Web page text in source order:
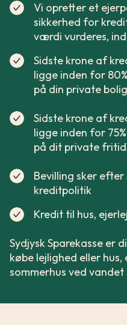
Vi opretter et
sikkerhed for
værdi vurderes,
Sidste krone af
ligge inden for
på din private bolig
Sidste krone af
ligge inden for
på dit private
Bevilling sker
kreditpolitik
Kredit til hus,
Sydjysk Sparekasse er
købe lejlighed eller
sommerhus ved